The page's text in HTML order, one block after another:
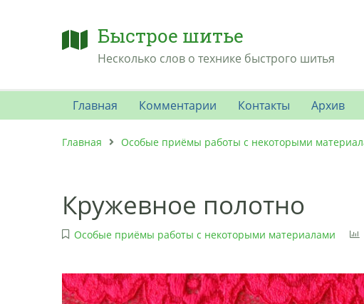
Быстрое шитье
Несколько слов о технике быстрого шитья
Главная Комментарии Контакты Архив
Главная Особые приёмы работы с некоторыми
Кружевное полотно
Особые приёмы работы с некоторыми материалами